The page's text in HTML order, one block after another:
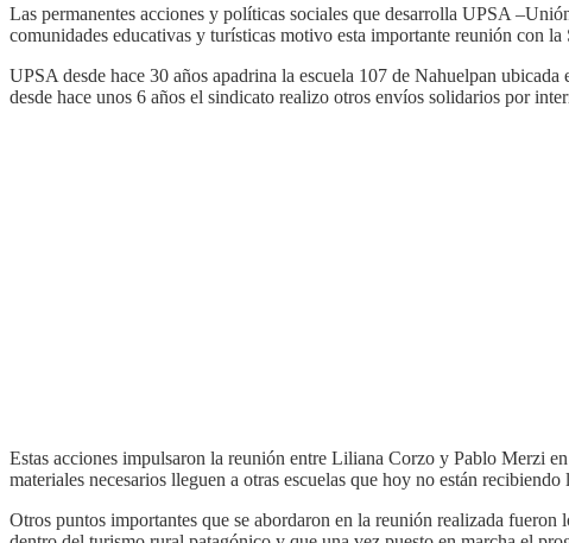
Las permanentes acciones y políticas sociales que desarrolla UPSA
comunidades educativas y turísticas motivo esta importante reunión con
UPSA desde hace 30 años apadrina la escuela 107 de Nahuelpan
desde hace unos 6 años el sindicato realizo otros envíos solidarios por
Estas acciones impulsaron la reunión entre Liliana Corzo y Pablo Merzi
materiales necesarios lleguen a otras escuelas que hoy no están
Otros puntos importantes que se abordaron en la reunión realizada